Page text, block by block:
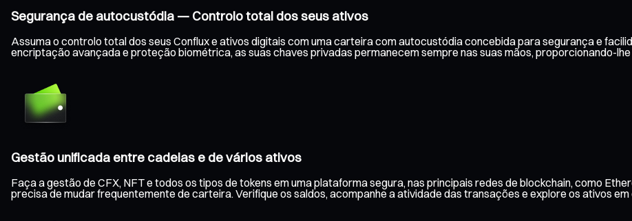
Segurança de autocustódia — Controlo total dos seus ativos
Assuma o controlo total dos seus Conflux e ativos digitais com uma carteira com autocustódia concebida para segurança e
encriptação avançada e proteção biométrica, as suas chaves privadas permanecem sempre nas suas mãos, proporcionando-
Gestão unificada entre cadeias e de vários ativos
Faça a gestão de CFX, NFT e todos os tipos de tokens em uma plataforma segura, nas principais redes de blockchain, como
precisa de mudar frequentemente de carteira. Verifique os saldos, acompanhe a atividade das transações e explore os ativos